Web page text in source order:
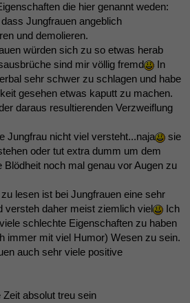
die hier genannt weden:
Jungfrauen angeblich
und demolieren.
würden sich zu so etwas herab
sind mir völlig fremd
In
sehr schwer zu schlagen und habe
gesehen etwas kaputt zu machen.
daraus resultierenden Verzweiflung
Jungfrau nicht viel versteht...naja
sie
oder tut extra dumm um dem
Blödheit noch mal genau vor Augen zu
lesen ist bei Jungfrauen eine sehr
versteh daher meist ziemlich viel
Ich
schlechte Eigenschaften zu haben
immer mit viel Humor) Wesen zu sein.
auch sehr viele positive
absolut treu sein